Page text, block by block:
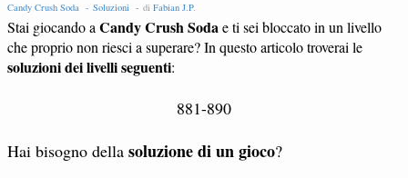
Candy Crush Soda - Soluzioni - di Fabian J.P.
Stai giocando a Candy Crush Sodae ti sei bloccato in un livello
che proprio non riesci a superare? In questo articolo troverai le
soluzioni dei livelli seguenti:
881-890
Hai bisogno della soluzione di un gioco?